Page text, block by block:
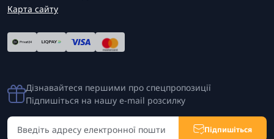
Карта сайту
Дізнавайтеся першими про спецпропозиції
Підпишіться на нашу e-mail розсилку
Підпишіться